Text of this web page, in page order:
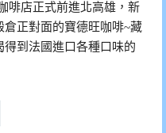
啡店正式前進北高雄，新
正對面的寶德旺咖啡~藏
到法國進口各種口味的